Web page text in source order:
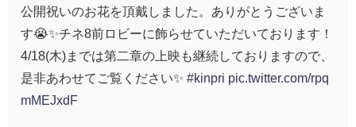
公開祝いのお花を頂戴しました。ありがとうございま
す😭✨チネ8前ロビーに飾らせていただいております！
4/18(木)までは第二章の上映も継続しておりますので、
是非あわせてご覧ください✨ #kinpri pic.twitter.com/rpq
mMEJxdF